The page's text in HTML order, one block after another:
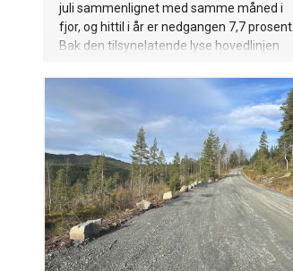
juli sammenlignet med samme måned i
fjor, og hittil i år er nedgangen 7,7 prosent.
Bak den tilsynelatende lyse hovedlinjen
seg motsatt vei: eiendomskonkursene
doblet seg i juli, og har aldri vært flere i et
halvårsperspektiv. Krisen som tidligere
rammet entreprenørene sitter nå tettere
på eierleddet.